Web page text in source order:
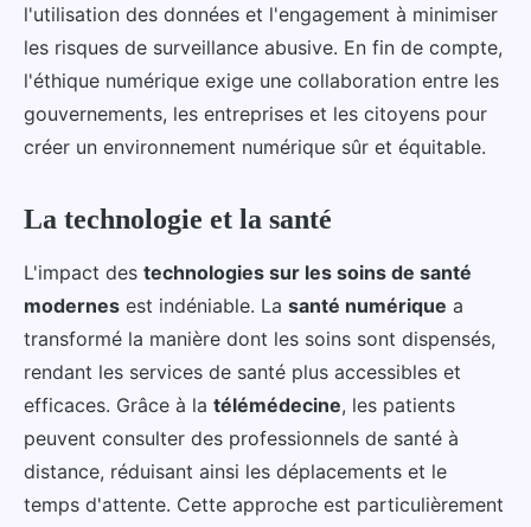
l'utilisation des données et l'engagement à minimiser
les risques de surveillance abusive. En fin de compte,
l'éthique numérique exige une collaboration entre les
gouvernements, les entreprises et les citoyens pour
créer un environnement numérique sûr et équitable.
La technologie et la santé
L'impact des technologies sur les soins de santé
modernes est indéniable. La santé numérique a
transformé la manière dont les soins sont dispensés,
rendant les services de santé plus accessibles et
efficaces. Grâce à la télémédecine, les patients
peuvent consulter des professionnels de santé à
distance, réduisant ainsi les déplacements et le
temps d'attente. Cette approche est particulièrement